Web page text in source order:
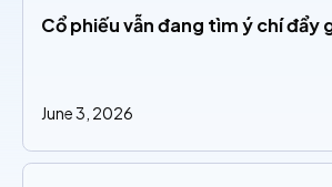
Cổ phiếu vẫn đang tìm ý chí đẩy
June 3, 2026